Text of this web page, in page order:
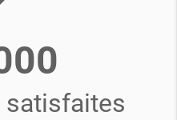
satisfaites